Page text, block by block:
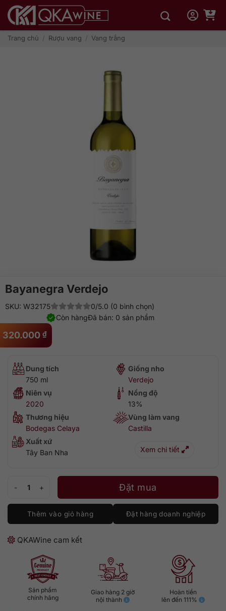
qua
dungTrang chủ / Rượu vang / Vang trắng
Bayanegra Verdejo
320.000 ₫
SKU: W32175
0/5.0 (0 bình chọn)
Đã bán: 0 sản phẩm
Còn hàng
Dung tích
750 ml
Giống nho
Verdejo
Niên vụ
2020
Nồng độ
13%
Thương hiệu
Bodegas Celaya
Vùng làm vang
Castilla
Xuất xứ
Tây Ban Nha
Xem chi tiết
Đặt mua
Thêm vào giỏ hàng Đặt hàng doanh nghiệp
QKAWine cam kết
Sản phẩm
chính hãng
Giao hàng 2 giờ
nội thành
Hoàn tiền
lên đến 111%